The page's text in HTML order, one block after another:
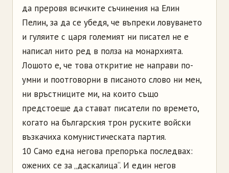
да преровя всичките съчинения на Елин
Пелин, за да се убедя, че въпреки ловуването
и гуляите с царя големият ни писател не е
написал нито ред в полза на монархията.
Лошото е, че това откритие не направи по-
умни и поотговорни в писаното слово ни мен,
ни връстниците ми, на които също
предстоеше да стават писатели по времето,
когато на българския трон руските войски
възкачиха комунистическата партия.
10 Само една негова препоръка последвах:
ожених се за „даскалица“. И един негов